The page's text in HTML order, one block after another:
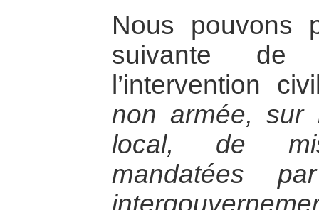
Nous pouvons
suivante
l’intervention
non armée, sur
local, de
mandatées